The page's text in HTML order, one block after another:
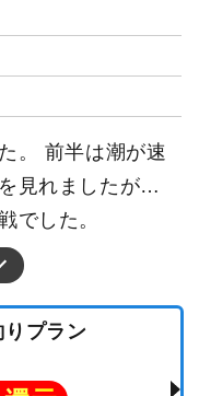
。 前半は潮が速
見れましたが…
でした。
プラン